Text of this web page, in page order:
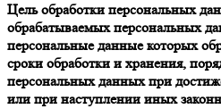
Цель обработки персональных
обрабатываемых персональных
персональные данные которых
сроки обработки и хранения,
персональных данных при
или при наступлении иных